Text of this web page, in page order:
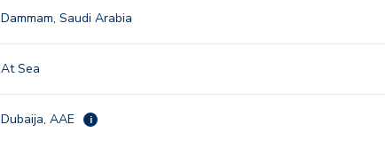
Dammam, Saudi Arabia
At Sea
Dubaija, AAE i